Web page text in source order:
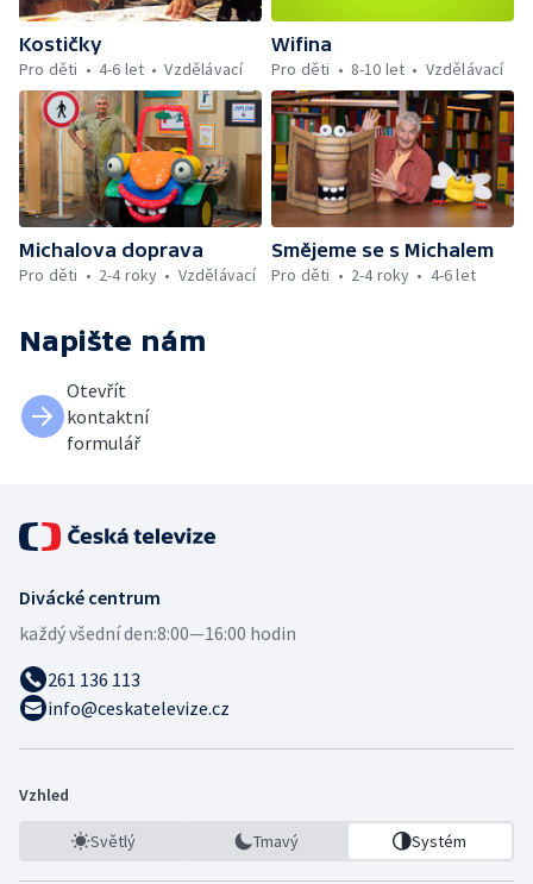
Kostičky
Pro děti
4-6 let Vzdělávací
Wifina
Pro děti
8-10 let Vzdělávací
Michalova doprava
Pro děti
2-4 roky Vzdělávací
Smějeme se s Michalem
Pro děti
2-4 roky 4-6 let
Napište nám
Otevřít
kontaktní
formulář
Divácké centrum
každý všední den:8:00—16:00 hodin
261 136 113
info@ceskatelevize.cz
Vzhled
Světlý Tmavý Systém